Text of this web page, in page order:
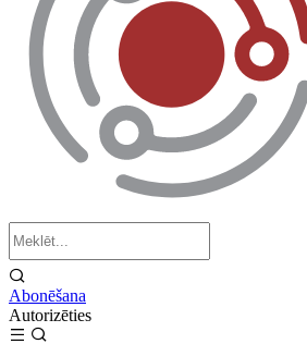
Abonēšana
Autorizēties